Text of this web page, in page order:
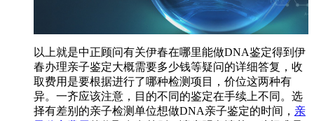
以上就是中正顾问有关伊春在哪里能做DNA鉴定得到伊
春办理亲子鉴定大概需要多少钱等疑问的详细答复，收
取费用是要根据进行了哪种检测项目，价位这两种有
异。一齐应该注意，目的不同的鉴定在手续上不同。选
择有差别的亲子检测单位想做DNA亲子鉴定的时间， 亲